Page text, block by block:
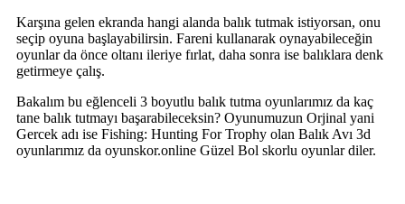
Karşına gelen ekranda hangi alanda balık tutmak istiyorsan, onu
seçip oyuna başlayabilirsin. Fareni kullanarak oynayabileceğin
oyunlar da önce oltanı ileriye fırlat, daha sonra ise balıklara denk
getirmeye çalış.
Bakalım bu eğlenceli 3 boyutlu balık tutma oyunlarımız da kaç
tane balık tutmayı başarabileceksin? Oyunumuzun Orjinal yani
Gercek adı ise Fishing: Hunting For Trophy olan Balık Avı 3d
oyunlarımız da oyunskor.online Güzel Bol skorlu oyunlar diler.